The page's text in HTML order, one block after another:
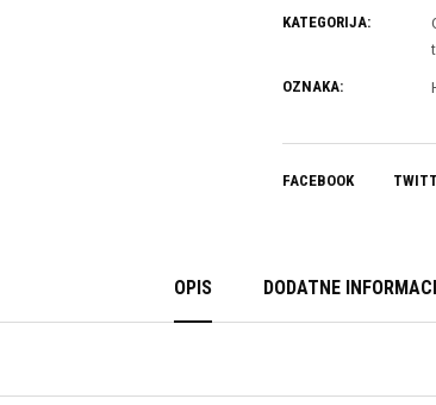
KATEGORIJA:
OZNAKA:
FACEBOOK
OPIS DODATNE